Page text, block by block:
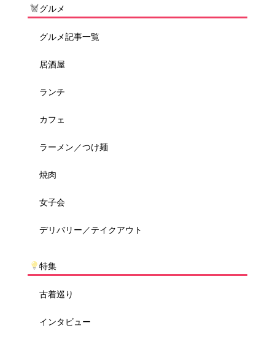
グルメ
グルメ記事一覧
居酒屋
ランチ
カフェ
ラーメン／つけ麺
焼肉
女子会
デリバリー／テイクアウト
特集
古着巡り
インタビュー